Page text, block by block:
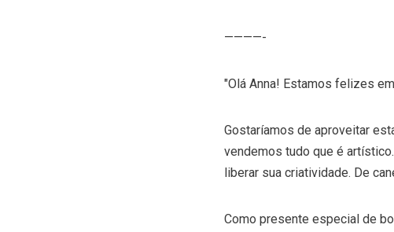
————-
"Olá Anna! Estamos felizes
Gostaríamos de aproveitar
vendemos tudo que é
liberar sua criatividade. De
Como presente especial de